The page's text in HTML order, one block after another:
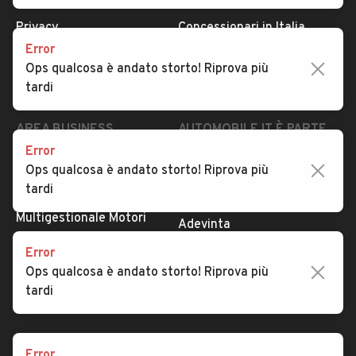
Privacy
Impostazioni Privacy
Security
Concessionari in Italia
Valutazione auto
AREA BUSINESS
Registrazione
concessionario
Multigestionale Motori
AUTOMOBILE.IT È PARTE
subito.it
Adevinta
SEGUICI
Error
Ops qualcosa è andato storto! Riprova più
tardi
Error
Ops qualcosa è andato storto! Riprova più
tardi
Error
Ops qualcosa è andato storto! Riprova più
tardi